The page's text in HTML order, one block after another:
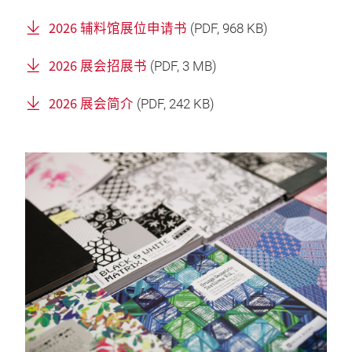
2026 辅料馆展位申请书 (PDF, 968 KB)
2026 展会招展书 (PDF, 3 MB)
2026 展会简介 (PDF, 242 KB)